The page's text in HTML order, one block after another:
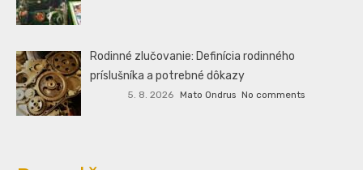
Rodinné zlučovanie: Definícia rodinného
príslušníka a potrebné dôkazy
5. 8. 2026 Mato Ondrus No comments